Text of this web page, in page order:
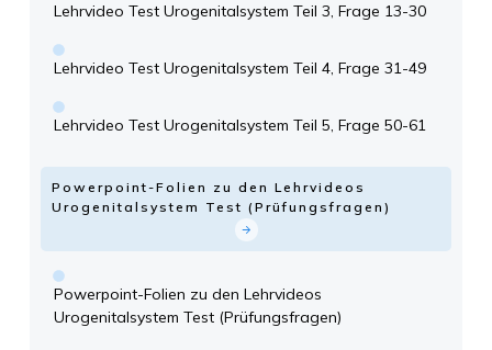
Lehrvideo Test Urogenitalsystem Teil 3, Frage 13-30
Lehrvideo Test Urogenitalsystem Teil 4, Frage 31-49
Lehrvideo Test Urogenitalsystem Teil 5, Frage 50-61
Powerpoint-Folien zu den Lehrvideos
Urogenitalsystem Test (Prüfungsfragen)
Powerpoint-Folien zu den Lehrvideos
Urogenitalsystem Test (Prüfungsfragen)